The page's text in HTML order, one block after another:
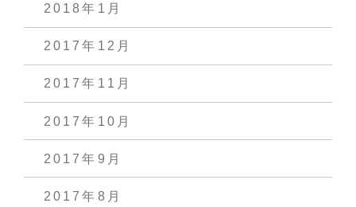
2018年1月
2017年12月
2017年11月
2017年10月
2017年9月
2017年8月